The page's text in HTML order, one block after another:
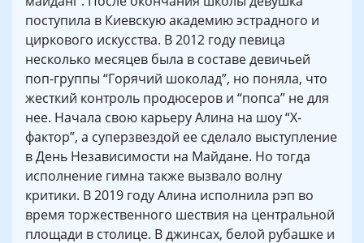
поступила в Киевскую академию эстрадного и
циркового искусства. В 2012 году певица
несколько месяцев была в составе девичьей
поп-группы “Горячий шоколад”, но поняла, что
жесткий контроль продюсеров и “попса” не для
нее. Начала свою карьеру Алина на шоу “X-
фактор”, а суперзвездой ее сделало выступление
в День Независимости на Майдане. Но тогда
исполнение гимна также вызвало волну
критики. В 2019 году Алина исполнила рэп во
время торжественного шествия на центральной
площади в столице. В джинсах, белой рубашке и